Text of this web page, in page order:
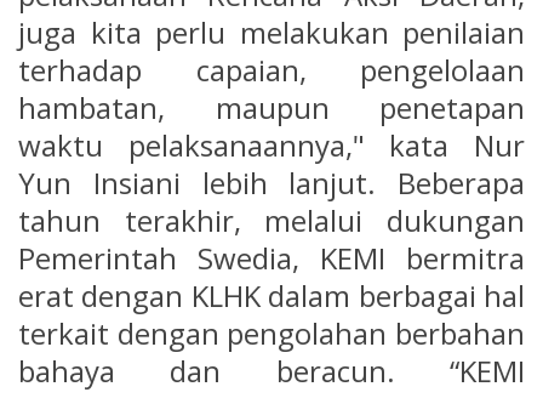
juga kita perlu melakukan penilaian
terhadap capaian, pengelolaan
hambatan, maupun penetapan
waktu pelaksanaannya," kata Nur
Yun Insiani lebih lanjut. Beberapa
tahun terakhir, melalui dukungan
Pemerintah Swedia, KEMI bermitra
erat dengan KLHK dalam berbagai hal
terkait dengan pengolahan berbahan
bahaya dan beracun. “KEMI